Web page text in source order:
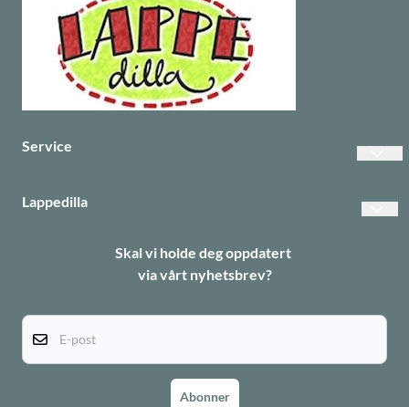
Service
Informasjonskapsler
Lappedilla
Skal vi holde deg oppdatert
via vårt nyhetsbrev?
Abonner